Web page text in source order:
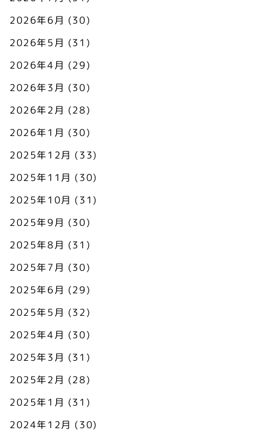
2026年6月 (30)
2026年5月 (31)
2026年4月 (29)
2026年3月 (30)
2026年2月 (28)
2026年1月 (30)
2025年12月 (33)
2025年11月 (30)
2025年10月 (31)
2025年9月 (30)
2025年8月 (31)
2025年7月 (30)
2025年6月 (29)
2025年5月 (32)
2025年4月 (30)
2025年3月 (31)
2025年2月 (28)
2025年1月 (31)
2024年12月 (30)